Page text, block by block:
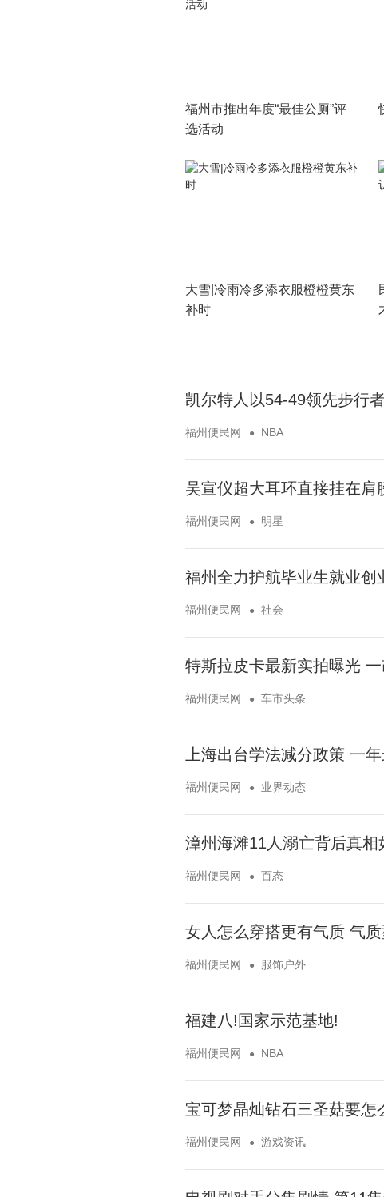
福州市推出年度“最佳公厕”评
选活动
大雪|冷雨冷多添衣服橙橙黄东
补时
凯尔特人以54-49领先步行
福州便民网 NBA
吴宣仪超大耳环直接挂在肩
福州便民网 明星
福州全力护航毕业生就业创
福州便民网 社会
特斯拉皮卡最新实拍曝光
福州便民网 车市头条
上海出台学法减分政策 一
福州便民网 业界动态
漳州海滩11人溺亡背后真
福州便民网 百态
女人怎么穿搭更有气质 气
福州便民网 服饰户外
福建八!国家示范基地!
福州便民网 NBA
宝可梦晶灿钻石三圣菇要
福州便民网 游戏资讯